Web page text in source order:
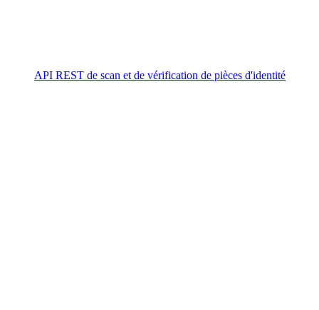
API REST de scan et de vérification de pièces d'identité